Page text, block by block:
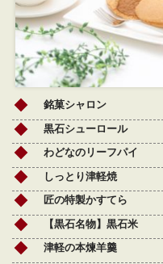
銘菓シャロン
黒石シューロール
わどなのリーフパイ
しっとり津軽焼
匠の特製かすてら
【黒石名物】黒石米
津軽の本煉羊羹